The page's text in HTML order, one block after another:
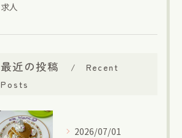
求人
最近の投稿
Recent
Posts
2026/07/01